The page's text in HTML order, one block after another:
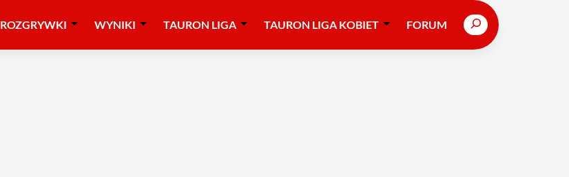
ROZGRYWKI WYNIKI TAURON LIGA TAURON LIGA KOBIET FORUM Search